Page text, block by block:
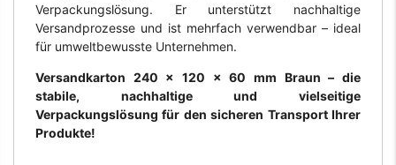
Verpackungslösung. Er unterstützt nachhaltige
Versandprozesse und ist mehrfach verwendbar – ideal
für umweltbewusste Unternehmen.
Versandkarton 240 × 120 × 60 mm Braun – die
stabile, nachhaltige und vielseitige
Verpackungslösung für den sicheren Transport Ihrer
Produkte!